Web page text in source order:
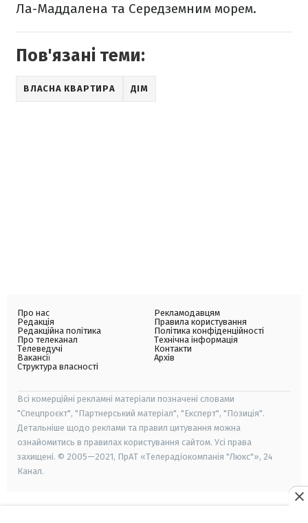
Ла-Маддалена та Середземним морем.
Пов'язані теми:
ВЛАСНА КВАРТИРА ДІМ
Про нас
Редакція
Редакційна політика
Про телеканал
Телеведучі
Вакансії
Структура власності
Рекламодавцям
Правила користування
Політика конфіденційності
Технічна інформація
Контакти
Архів
Всі комерційні рекламні матеріали позначені словами
"Спецпроєкт", "Партнерський матеріал", "Експерт", "Позиція".
Детальніше щодо реклами та правил цитування можна
ознайомитись в правилах користування сайтом. Усі права
захищені. © 2005—2021, ПрАТ «Телерадіокомпанія "Люкс"», 24
Канал.